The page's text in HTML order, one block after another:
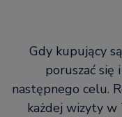
Gdy kupujący
poruszać się
następnego celu.
każdej wizyty w